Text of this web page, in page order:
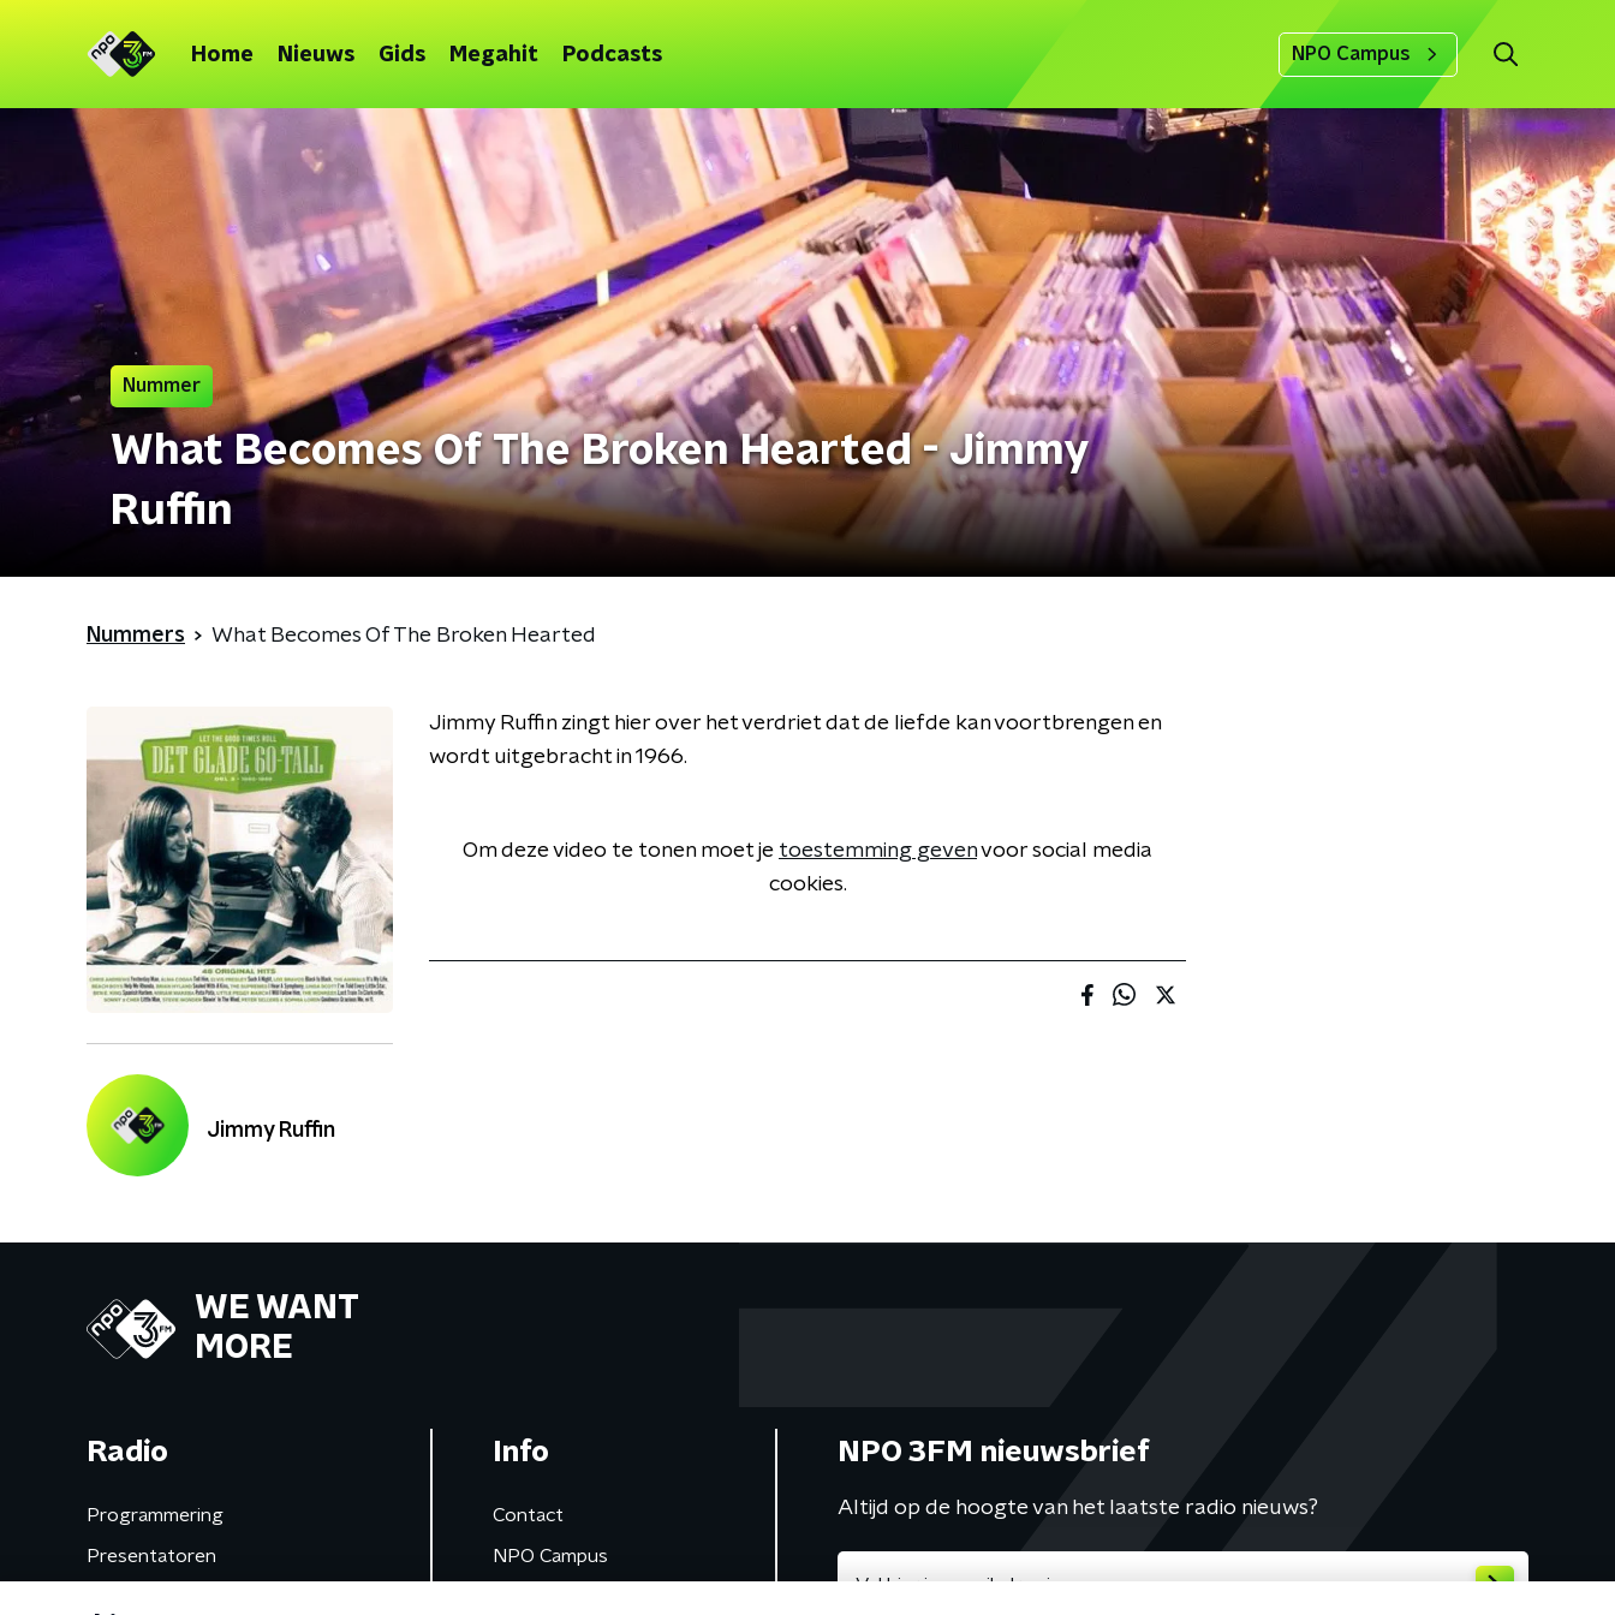
Home Nieuws Gids Megahit Podcasts NPO Campus
Nummer
What Becomes Of The Broken Hearted - Jimmy
Ruffin
Nummers What Becomes Of The Broken Hearted
Jimmy Ruffin
Jimmy Ruffin zingt hier over het verdriet dat de liefde kan voortbrengen en
wordt uitgebracht in 1966.
Om deze video te tonen moet je toestemming gevenvoor social media
cookies.
WE WANT
MORE
Radio
Programmering
Presentatoren
Info
Contact
NPO Campus
NPO 3FM nieuwsbrief
Altijd op de hoogte van het laatste radio nieuws?